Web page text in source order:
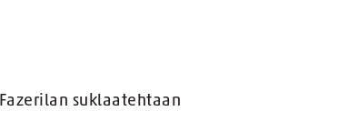
suklaatehtaan